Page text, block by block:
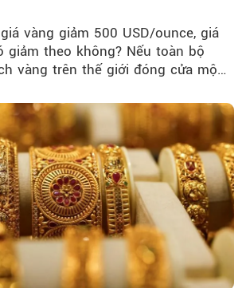
vàng giảm 500 USD/ounce, giá
giảm theo không? Nếu toàn bộ
vàng trên thế giới đóng cửa một